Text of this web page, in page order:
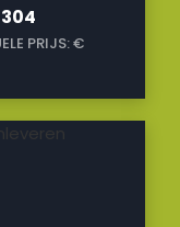
304
PRIJS:€